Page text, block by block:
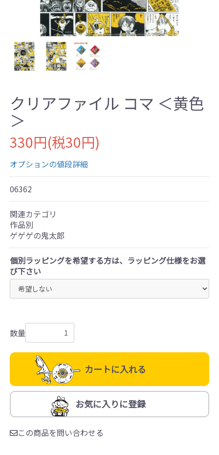
クリアファイル コマ ＜黄色
＞
330円(税30円)
オプションの値段詳細
06362
関連カテゴリ
作品別
ゲゲゲの鬼太郎
個別ラッピングを希望する方は、ラッピング仕様をお選
び下さい
数量
カートに入れる
お気に入りに登録
この商品を問い合わせる